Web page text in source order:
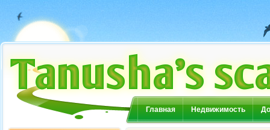
Главная Недвижимость